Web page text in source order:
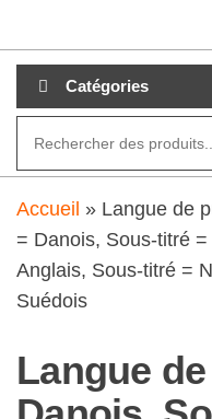
au
contenuCatégories
Accueil » Langue de
= Danois, Sous-titré
Anglais, Sous-titré =
Suédois
Langue